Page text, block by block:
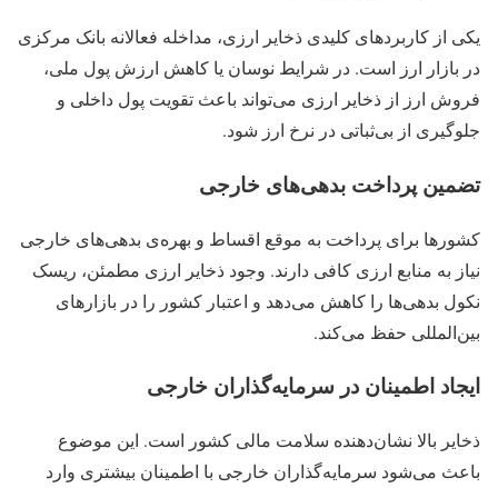
یکی از کاربردهای کلیدی ذخایر ارزی، مداخله فعالانه بانک مرکزی
در بازار ارز است. در شرایط نوسان یا کاهش ارزش پول ملی،
فروش ارز از ذخایر ارزی می‌تواند باعث تقویت پول داخلی و
جلوگیری از بی‌ثباتی در نرخ ارز شود.
تضمین پرداخت بدهی‌های خارجی
کشورها برای پرداخت به موقع اقساط و بهره‌ی بدهی‌های خارجی
نیاز به منابع ارزی کافی دارند. وجود ذخایر ارزی مطمئن، ریسک
نکول بدهی‌ها را کاهش می‌دهد و اعتبار کشور را در بازارهای
بین‌المللی حفظ می‌کند.
ایجاد اطمینان در سرمایه‌گذاران خارجی
ذخایر بالا نشان‌دهنده سلامت مالی کشور است. این موضوع
باعث می‌شود سرمایه‌گذاران خارجی با اطمینان بیشتری وارد